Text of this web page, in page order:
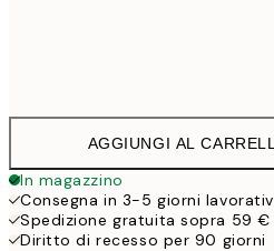
AGGIUNGI AL
In magazzino
Consegna in 3-5 giorni
Spedizione gratuita sopra 59 €
Diritto di recesso per 90 giorni